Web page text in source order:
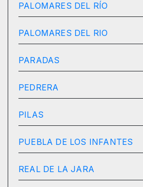
PALOMARES DEL RÍO
PALOMARES DEL RIO
PARADAS
PEDRERA
PILAS
PUEBLA DE LOS INFANTES
REAL DE LA JARA